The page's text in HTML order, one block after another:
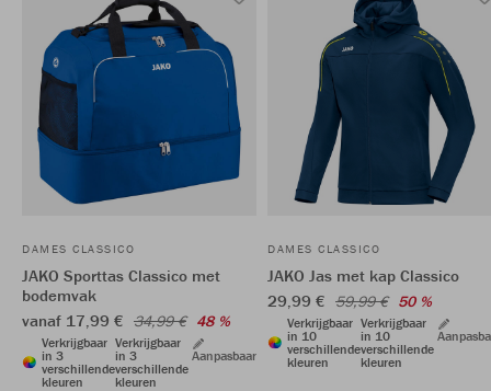
DAMES CLASSICO
JAKO Sporttas Classico met
bodemvak
vanaf 17,99 € 34,99 € 48 %
Verkrijgbaar
in 3
verschillende
kleuren
Verkrijgbaar
in 3
verschillende
kleuren
Aanpasbaar
DAMES CLASSICO
JAKO Jas met kap Classico
29,99 € 59,99 € 50 %
Verkrijgbaar
in 10
verschillende
kleuren
Verkrijgbaar
in 10
verschillende
kleuren